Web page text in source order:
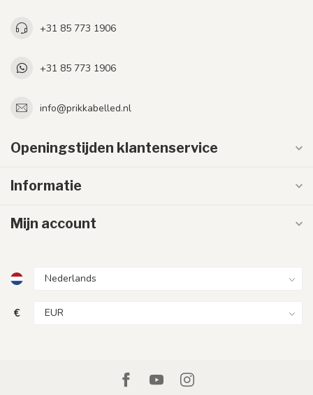
+31 85 773 1906
+31 85 773 1906
info@prikkabelled.nl
Openingstijden klantenservice
Informatie
Mijn account
€